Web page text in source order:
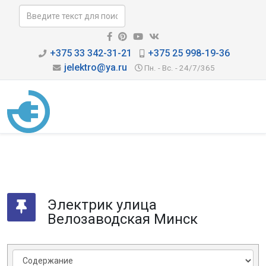
+375 33 342-31-21
+375 25 998-19-36
jelektro@ya.ru
Пн. - Вс. - 24/7/365
Электрик улица
Велозаводская Минск